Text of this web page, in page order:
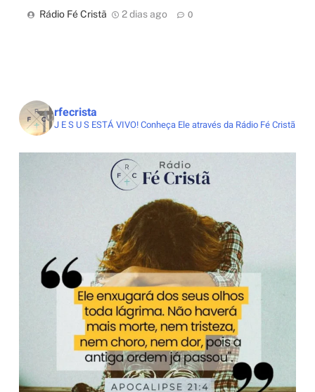
Rádio Fé Cristã 2 dias ago 0
rfecrista
J E S U S ESTÁ VIVO!Conheça Ele através da Rádio Fé Cristã